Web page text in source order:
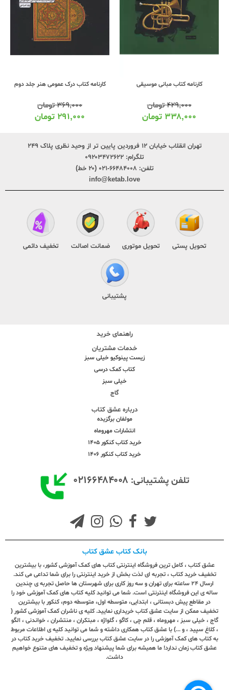
کارنامه کتاب مبانی موسیقی
۴۲۹,۰۰۰تومان
۳۳۸,۰۰۰ تومان
کارنامه کتاب درک عمومی هنر جلد دوم
۳۶۹,۰۰۰تومان
۲۹۱,۰۰۰ تومان
تهران انقلاب خیابان ۱۲ فروردین پایین تر از وحید نظری پلاک ۲۴۹
تلگرام: ۰۹۲۰۳۴۷۲۶۲۲
تلفن: ۶۶۴۸۴۰۰۸-۰۲۱ (۲۰ خط)
info@ketab.love
تحویل پستی تحویل موتوری ضمانت اصالت تخفیف دائمی
پشتیبانی
راهنمای خرید
خدمات مشتریان
زیست پینوکیو خیلی سبز
کتاب کمک درسی
خیلی سبز
گاج
درباره عشق کتاب
مولفان برگزیده
انتشارات مهروماه
خرید کتاب کنکور 1405
خرید کتاب کنکور 1406
تلفن پشتیبانی: ۰۲۱۶۶۴۸۴۰۰۸
بانک کتاب عشق کتاب
عشق کتاب ، کامل ترین فروشگاه اینترنتی کتاب های کمک آموزشی کشور، با بیشترین
تخفیف خرید کتاب ، تجربه ای لذت بخش از خرید اینترنتی را برای شما تداعی می کند.
ارسال ٢٤ ساعته برای تهران و سه روز کاری برای شهرستان ها حاصل تجربه ی چندین
ساله ی این فروشگاه اینترنتی است. شما می توانید کلیه کتاب های کمک آموزشی خود را
در مقاطع پیش دبستانی ، ابتدایی، متوسطه اول، متوسطه دوم، کنکور با بیشترین
تخفیف ممکن از سایت عشق کتاب خریداری نمایید. کلیه ی ناشران کمک آموزشی کشور (
گاج ، خیلی سبز ، مهروماه ، قلم چی ، کاگو ، گلواژه ، مبتکران ، منتشران ، خواندنی ، الگو
، کلاغ سپید ، و ...) با عشق کتاب همکاری داشته و شما می توانید کلیه ی اطلاعات مربوط
به کتاب های کمک آموزشی را در سایت عشق کتاب بررسی نمایید. تخفیف خرید کتاب در
عشق کتاب زمان ندارد! ما همیشه برای شما پیشنهاد ویژه و تخفیف های متنوع خواهیم
داشت.